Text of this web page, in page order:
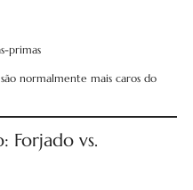
primas
normalmente mais caros do
Forjado vs.